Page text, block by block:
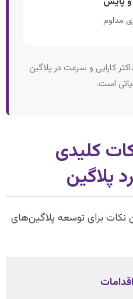
مداوم
کارایی و سرعت در پلاگین
است.
کلیدی
پلاگین
برای توسعه پلاگین‌های